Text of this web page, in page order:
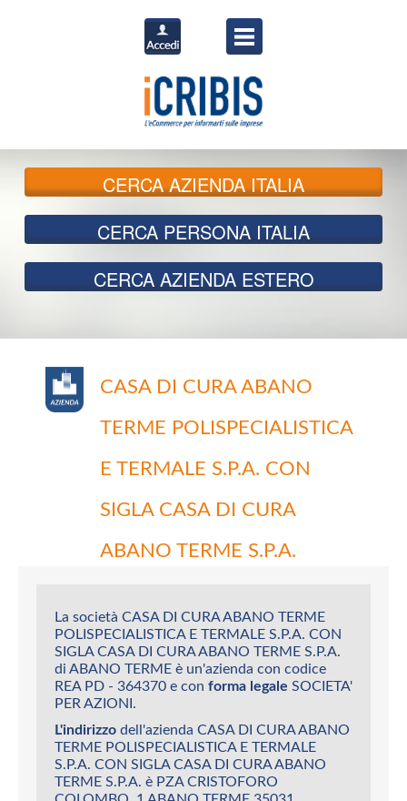
CERCAAZIENDA ITALIA
CERCA PERSONA ITALIA
CERCA AZIENDA ESTERO
CASA DI CURA ABANO
TERME POLISPECIALISTICA
E TERMALE S.P.A. CON
SIGLA CASA DI CURA
ABANO TERME S.P.A.
La società CASA DI CURA ABANO TERME
POLISPECIALISTICA E TERMALE S.P.A. CON
SIGLA CASA DI CURA ABANO TERME S.P.A.
di ABANO TERME è un'azienda con codice
REA PD - 364370 e con forma legale SOCIETA'
PER AZIONI.
L'indirizzo dell'azienda CASA DI CURA ABANO
TERME POLISPECIALISTICA E TERMALE
S.P.A. CON SIGLA CASA DI CURA ABANO
TERME S.P.A. è PZA CRISTOFORO